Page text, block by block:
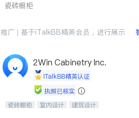
瓷砖橱柜
推广 | 基于iTalkBB精英会员，进行展示
2Win Cabinetry Inc.
iTalkBB精英认证
执照已核实
中华橱柜石材公司以实惠的价格提供实
瓷砖橱柜 室内设计
建筑设计